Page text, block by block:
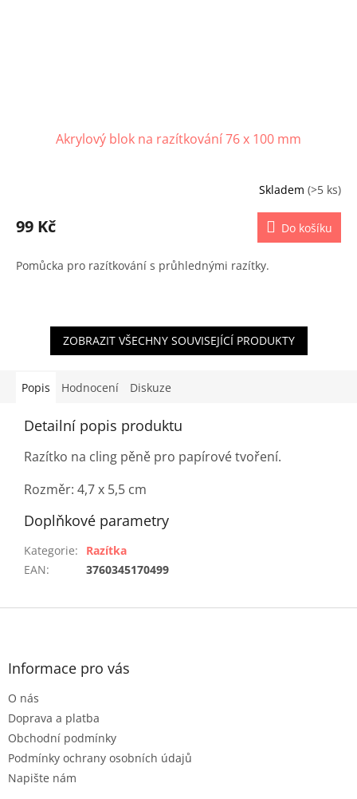
Akrylový blok na razítkování 76 x 100 mm
Skladem (>5 ks)
99 Kč Do košíku
Pomůcka pro razítkování s průhlednými razítky.
ZOBRAZIT VŠECHNY SOUVISEJÍCÍ PRODUKTY
Popis Hodnocení Diskuze
Detailní popis produktu
Razítko na cling pěně pro papírové tvoření.
Rozměr: 4,7 x 5,5 cm
Doplňkové parametry
Kategorie:
Razítka
EAN: 3760345170499
Z
Informace pro vás
O nás
Doprava a platba
Obchodní podmínky
Podmínky ochrany osobních údajů
Napište nám